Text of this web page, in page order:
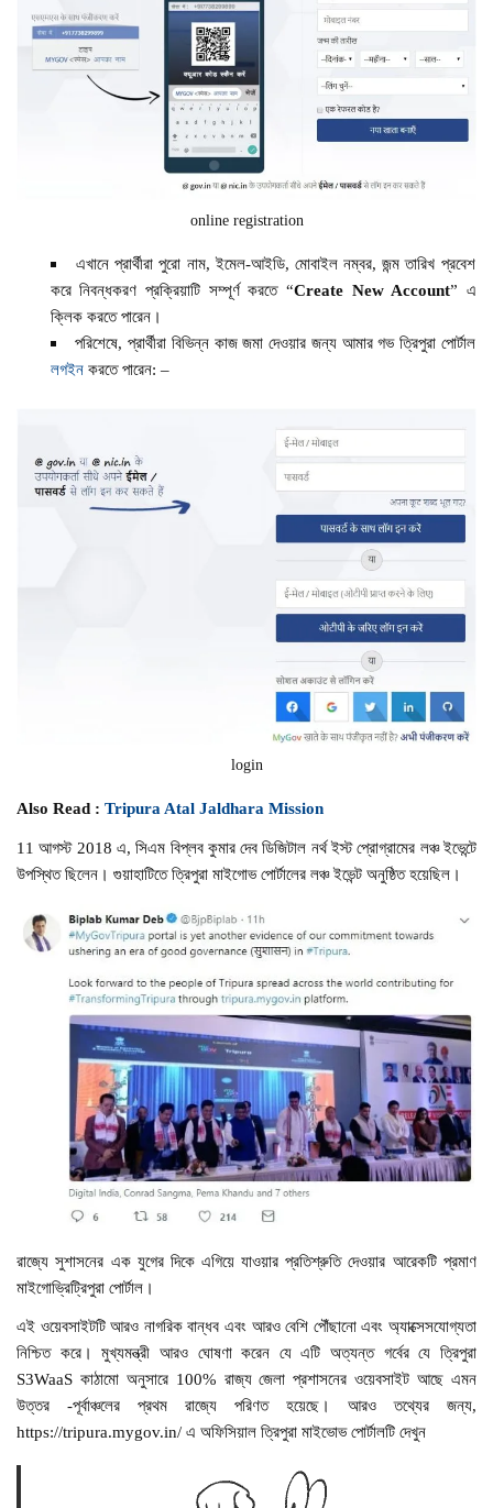
online registration
এখানে প্রার্থীরা পুরো নাম, ইমেল-আইডি, মোবাইল নম্বর, জন্ম তারিখ প্রবেশ
করে নিবন্ধকরণ প্রক্রিয়াটি সম্পূর্ণ করতে “Create New Account” এ
ক্লিক করতে পারেন।
পরিশেষে, প্রার্থীরা বিভিন্ন কাজ জমা দেওয়ার জন্য আমার গভ ত্রিপুরা পোর্টাল
লগইনকরতে পারেন: –
login
Also Read :Tripura Atal Jaldhara Mission
11 আগস্ট 2018 এ, সিএম বিপ্লব কুমার দেব ডিজিটাল নর্থ ইস্ট প্রোগ্রামের লঞ্চ ইভেন্টে
উপস্থিত ছিলেন। গুয়াহাটিতে ত্রিপুরা মাইগোভ পোর্টালের লঞ্চ ইভেন্ট অনুষ্ঠিত হয়েছিল।
রাজ্যে সুশাসনের এক যুগের দিকে এগিয়ে যাওয়ার প্রতিশ্রুতি দেওয়ার আরেকটি প্রমাণ
মাইগোভ্রিট্রিপুরা পোর্টাল।
এই ওয়েবসাইটটি আরও নাগরিক বান্ধব এবং আরও বেশি পৌঁছানো এবং অ্যাক্সেসযোগ্যতা
নিশ্চিত করে। মুখ্যমন্ত্রী আরও ঘোষণা করেন যে এটি অত্যন্ত গর্বের যে ত্রিপুরা
S3WaaS কাঠামো অনুসারে 100% রাজ্য জেলা প্রশাসনের ওয়েবসাইট আছে এমন
উত্তর -পূর্বাঞ্চলের প্রথম রাজ্যে পরিণত হয়েছে। আরও তথ্যের জন্য,
https://tripura.mygov.in/ এ অফিসিয়াল ত্রিপুরা মাইভোভ পোর্টালটি দেখুন